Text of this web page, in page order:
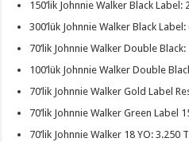
150’lik Johnnie Walker Black Label:
300’lük Johnnie Walker Black Label:
70’lik Johnnie Walker Double Black:
100’lük Johnnie Walker Double
70’lik Johnnie Walker Gold Label
70’lik Johnnie Walker Green Label
70’lik Johnnie Walker 18 YO: 3.250